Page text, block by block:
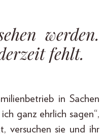
werden.
fehlt.
in Sachen
ganz ehrlich sagen“,
versuchen sie und ihr